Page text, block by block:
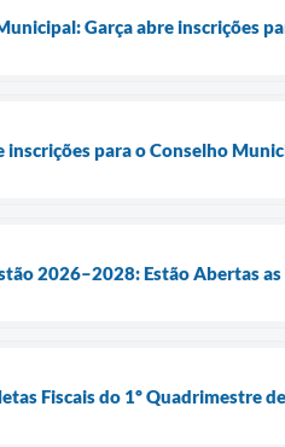
Garça abre inscrições
inscrições para o Conselho
2026–2028: Estão Abertas
Fiscais do 1º Quadrimestre